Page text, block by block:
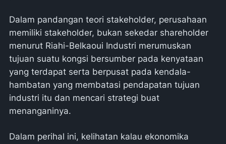
Dalam pandangan teori stakeholder, perusahaan
memiliki stakeholder, bukan sekedar shareholder
menurut Riahi-Belkaoui Industri merumuskan
tujuan suatu kongsi bersumber pada kenyataan
yang terdapat serta berpusat pada kendala-
hambatan yang membatasi pendapatan tujuan
industri itu dan mencari strategi buat
menanganinya.
Dalam perihal ini, kelihatan kalau ekonomika